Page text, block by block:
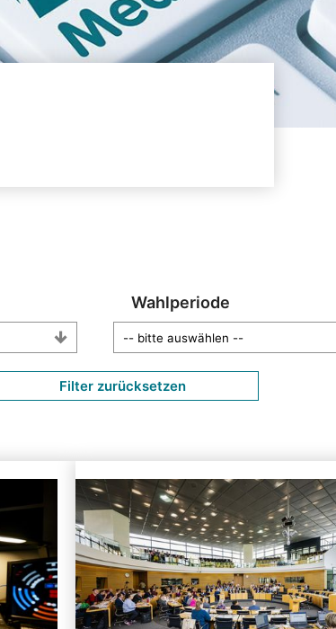
Wahlperiode
Filter zurücksetzen